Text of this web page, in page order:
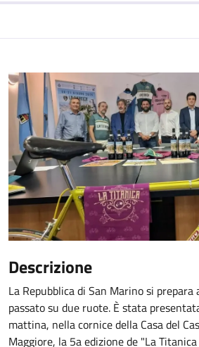
Descrizione
La Repubblica di San Marino si
passato su due ruote. È stata
mattina, nella cornice della Casa del
Maggiore, la 5a edizione de "La